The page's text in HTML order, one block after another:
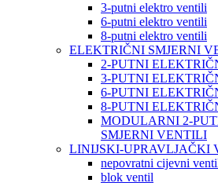
3-putni elektro ventili
6-putni elektro ventili
8-putni elektro ventili
ELEKTRIČNI SMJERNI
2-PUTNI
3-PUTNI
6-PUTNI
8-PUTNI
MODULARNI 2-
SMJERNI VENTILI
LINIJSKI-UPRAVLJAČKI
nepovratni cijevni
blok ventil